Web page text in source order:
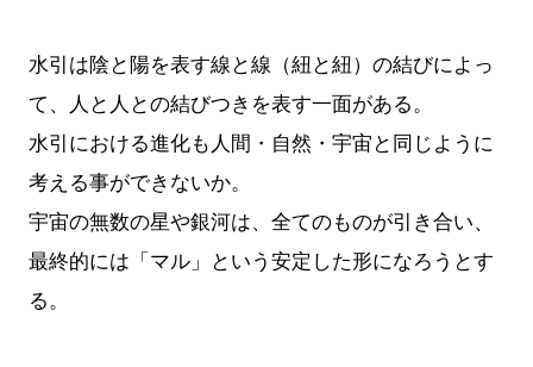
水引は陰と陽を表す線と線（紐と紐）の結びによっ
て、人と人との結びつきを表す一面がある。
水引における進化も人間・自然・宇宙と同じように
考える事ができないか。
宇宙の無数の星や銀河は、全てのものが引き合い、
最終的には「マル」という安定した形になろうとす
る。